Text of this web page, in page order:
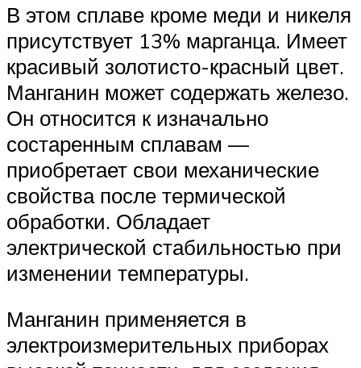
В этом сплаве кроме меди и никеля
присутствует 13% марганца. Имеет
красивый золотисто-красный цвет.
Манганин может содержать железо.
Он относится к изначально
состаренным сплавам —
приобретает свои механические
свойства после термической
обработки. Обладает
электрической стабильностью при
изменении температуры.
Манганин применяется в
электроизмерительных приборах